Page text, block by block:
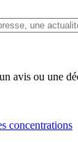
avis ou une
concentrations